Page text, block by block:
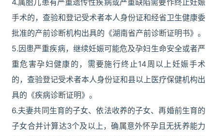
4.属胎儿患有严重遗传性疾病或严重缺陷需要作终止妊娠
手术的，查验和登记受术者本人身份证和经省卫生健康委
批准的产前诊断机构出具的《湖南省产前诊断证明书》。
5.因患严重疾病，继续妊娠可能危及孕妇生命安全或者严
重危害孕妇健康的，需要施行终止14周以上妊娠手术
的，查验登记受术者本人身份证和县以上医疗保健机构出
具的《疾病诊断证明》。
6.夫妻共同生育的子女、依法收养的子女、再婚前生育的
子女合并计算达3个及以上，确属意外怀孕且无抚养能力